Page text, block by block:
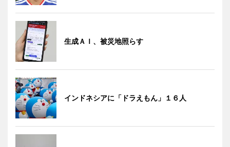
生成ＡＩ、被災地照らす
インドネシアに「ドラえもん」１６人